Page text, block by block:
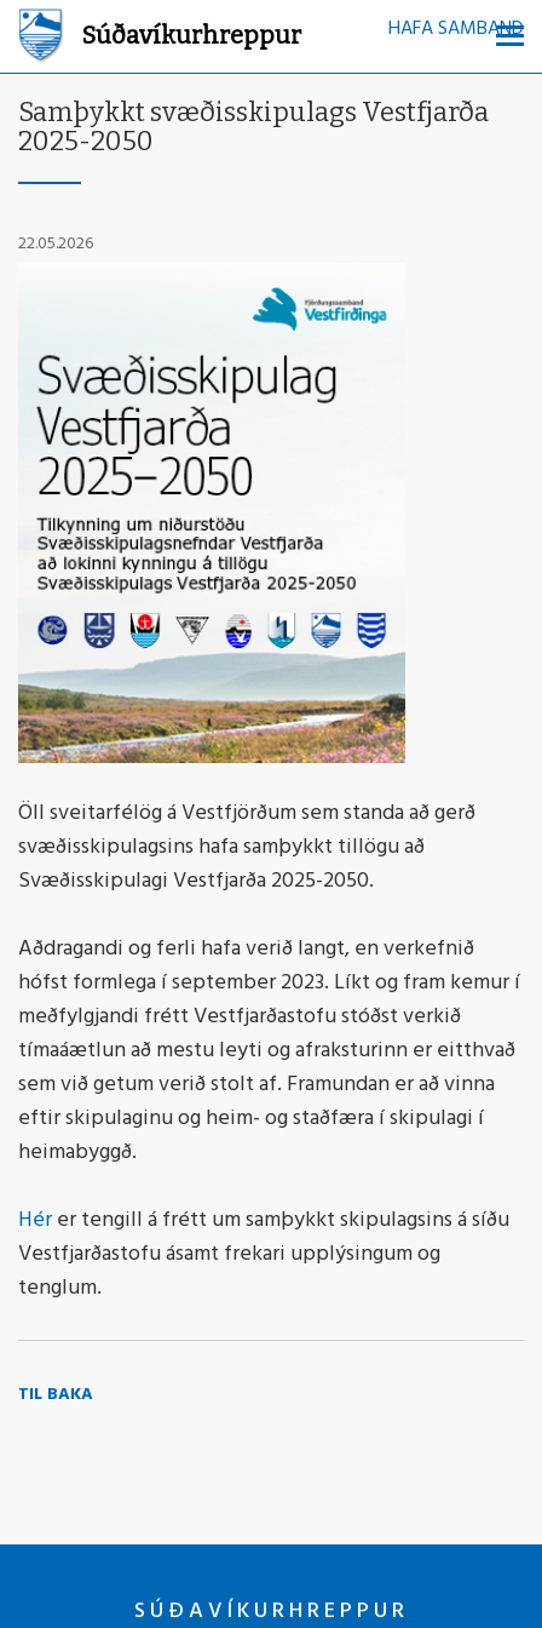
Súðavíkurhreppur HAFA SAMBAND
Samþykkt svæðisskipulags Vestfjarða
2025-2050
22.05.2026
Öll sveitarfélög á Vestfjörðum sem standa að gerð
svæðisskipulagsins hafa samþykkt tillögu að
Svæðisskipulagi Vestfjarða 2025-2050.
Aðdragandi og ferli hafa verið langt, en verkefnið
hófst formlega í september 2023. Líkt og fram kemur í
meðfylgjandi frétt Vestfjarðastofu stóðst verkið
tímaáætlun að mestu leyti og afraksturinn er eitthvað
sem við getum verið stolt af. Framundan er að vinna
eftir skipulaginu og heim- og staðfæra í skipulagi í
heimabyggð.
Hérer tengill á frétt um samþykkt skipulagsins á síðu
Vestfjarðastofu ásamt frekari upplýsingum og
tenglum.
TIL BAKA
SÚÐAVÍKURHREPPUR